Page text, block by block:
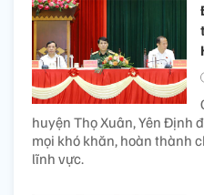
huyện Thọ Xuân, Yên Định
mọi khó khăn, hoàn thành
lĩnh vực.